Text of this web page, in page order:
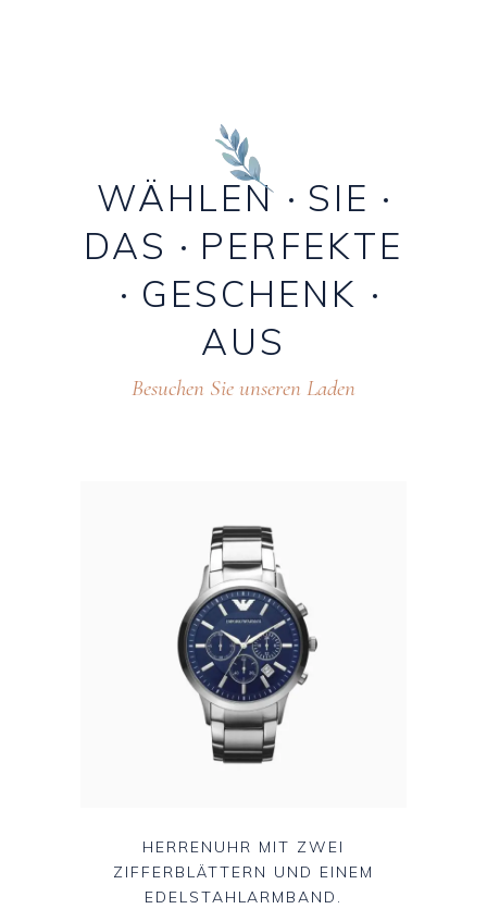
WÄHLEN
SIE
DAS
PERFEKTE
GESCHENK
AUS
Besuchen Sie unseren Laden
HERRENUHR MIT ZWEI
ZIFFERBLÄTTERN UND EINEM
EDELSTAHLARMBAND.